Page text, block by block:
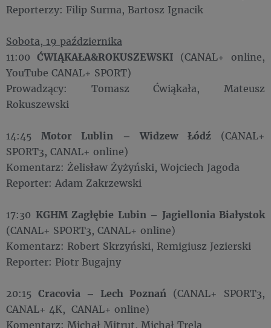
Reporterzy: Filip Surma, Bartosz Ignacik
Sobota, 19 października
11:00 ĆWIĄKAŁA&ROKUSZEWSKI (CANAL+ online,
YouTube CANAL+ SPORT)
Prowadzący: Tomasz Ćwiąkała, Mateusz
Rokuszewski
14:45 Motor Lublin – Widzew Łódź(CANAL+
SPORT3, CANAL+ online)
Komentarz: Żelisław Żyżyński, Wojciech Jagoda
Reporter: Adam Zakrzewski
17:30 KGHM Zagłębie Lubin – Jagiellonia Białystok
(CANAL+ SPORT3, CANAL+ online)
Komentarz: Robert Skrzyński, Remigiusz Jezierski
Reporter: Piotr Bugajny
20:15 Cracovia – Lech Poznań (CANAL+ SPORT3,
CANAL+ 4K, CANAL+ online)
Komentarz: Michał Mitrut, Michał Trela